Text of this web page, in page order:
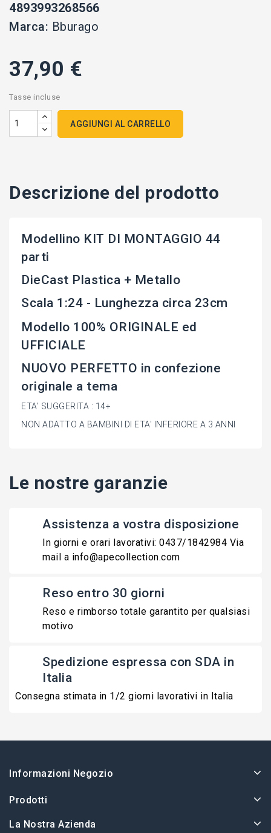
4893993268566
Marca: Bburago
37,90 €
Tasse incluse
AGGIUNGI AL CARRELLO
Descrizione del prodotto
Modellino KIT DI MONTAGGIO 44
parti
DieCast Plastica + Metallo
Scala 1:24 - Lunghezza circa 23cm
Modello 100% ORIGINALE ed
UFFICIALE
NUOVO PERFETTO in confezione
originale a tema
ETA' SUGGERITA : 14+
NON ADATTO A BAMBINI DI ETA' INFERIORE A 3 ANNI
Le nostre garanzie
Assistenza a vostra disposizione
In giorni e orari lavorativi: 0437/1842984 Via
mail a info@apecollection.com
Reso entro 30 giorni
Reso e rimborso totale garantito per qualsiasi
motivo
Spedizione espressa con SDA in
Italia
Consegna stimata in 1/2 giorni lavorativi in Italia
Informazioni Negozio
Prodotti
La Nostra Azienda